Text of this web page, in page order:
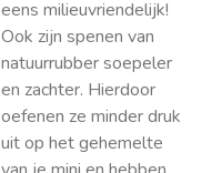
eens milieuvriendelijk!
Ook zijn spenen van
natuurrubber soepeler
en zachter. Hierdoor
oefenen ze minder druk
uit op het gehemelte